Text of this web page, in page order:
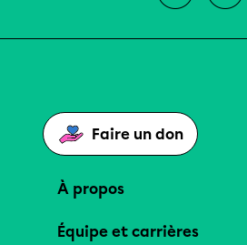
Faire un don
À propos
Équipe et carrières